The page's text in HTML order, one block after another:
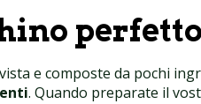
perfetto
e composte da pochi
. Quando preparate il